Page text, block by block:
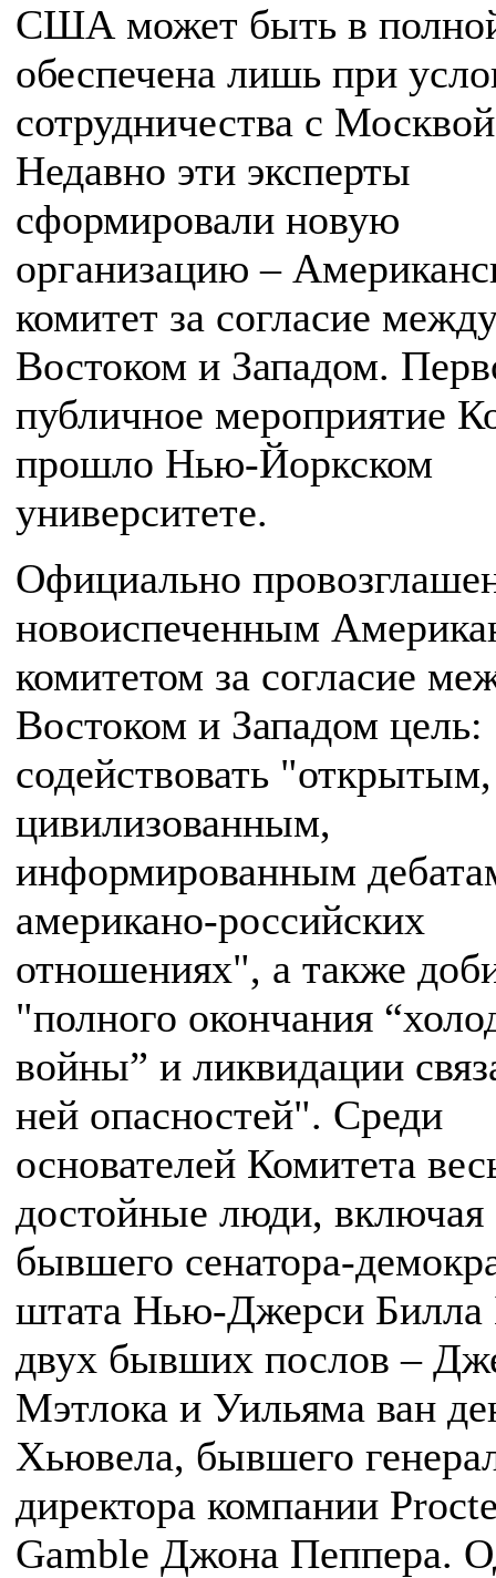
США может быть в
обеспечена лишь при
сотрудничества с
Недавно эти эксперты
сформировали новую
организацию –
комитет за согласие
Востоком и Западом.
публичное мероприятие
прошло Нью-Йоркском
университете.
Официально
новоиспеченным
комитетом за согласие
Востоком и Западом цель:
содействовать "открытым,
цивилизованным,
информированным
американо-российских
отношениях", а также
"полного окончания
войны” и ликвидации
ней опасностей". Среди
основателей Комитета
достойные люди, включая
бывшего сенатора-
штата Нью-Джерси Билла
двух бывших послов –
Мэтлока и Уильяма ван
Хьювела, бывшего
директора компании
Gamble Джона Пеппера.